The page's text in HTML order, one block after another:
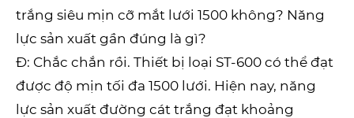
trắng siêu mịn cỡ mắt lưới 1500 không? Năng
lực sản xuất gần đúng là gì?
Đ: Chắc chắn rồi. Thiết bị loại ST-600 có thể đạt
được độ mịn tối đa 1500 lưới. Hiện nay, năng
lực sản xuất đường cát trắng đạt khoảng